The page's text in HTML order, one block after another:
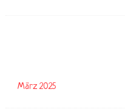
März 2025